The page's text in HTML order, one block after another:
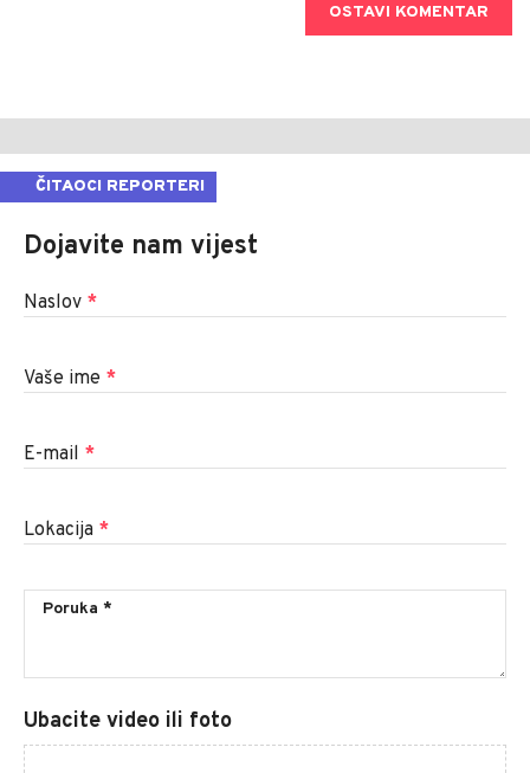
OSTAVI KOMENTAR
ČITAOCI REPORTERI
Dojavite nam vijest
Naslov *
Vaše ime *
E-mail *
Lokacija *
Ubacite video ili foto